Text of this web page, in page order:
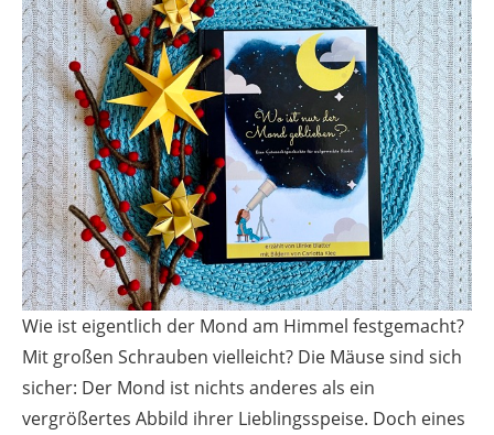
Wie ist eigentlich der Mond am Himmel festgemacht?
Mit großen Schrauben vielleicht? Die Mäuse sind sich
sicher: Der Mond ist nichts anderes als ein
vergrößertes Abbild ihrer Lieblingsspeise. Doch eines